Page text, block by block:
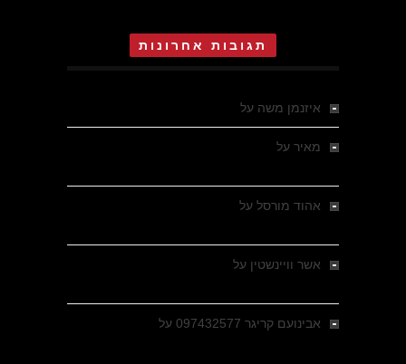
תגובות אחרונות
איזנמן משה על
מאיר על
אהוד מורסל על
אשר וויינשטין על
אבינועם קריגר 097432577 על